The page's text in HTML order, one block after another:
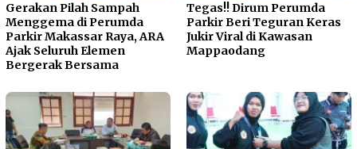
Gerakan Pilah Sampah
Menggema di Perumda
Parkir Makassar Raya, ARA
Ajak Seluruh Elemen
Bergerak Bersama
Tegas!! Dirum Perumda
Parkir Beri Teguran Keras
Jukir Viral di Kawasan
Mappaodang